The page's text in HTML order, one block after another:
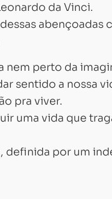
da Vinci.
abençoadas
nem perto da
sentido a nossa
pra viver.
uma vida que
definida por um